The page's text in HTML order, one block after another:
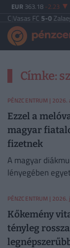
EUR 363.18 -2.23
Vasas FC 5-0
Címke:
PÉNZCENTRUM | 2026.
Ezzel a
magyar
fizetnek
A magyar
lényegében
PÉNZCENTRUM | 2026.
Kőkemény
tényleg